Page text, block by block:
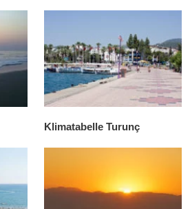
Klimatabelle Turunç